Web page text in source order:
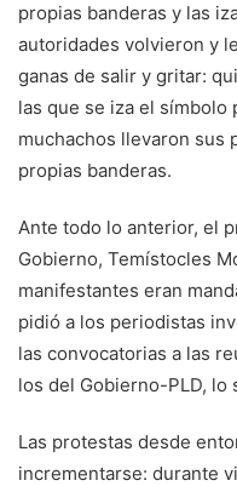
propias banderas y las
autoridades volvieron y
ganas de salir y gritar:
las que se iza el
muchachos llevaron sus
propias banderas.
Ante todo lo anterior, el
Gobierno, Temístocles
manifestantes eran
pidió a los periodistas
las convocatorias a las
los del Gobierno-PLD, lo
Las protestas desde
incrementarse: durante